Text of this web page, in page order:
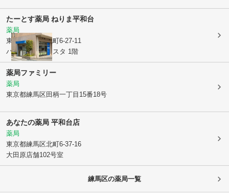
たーとす薬局 ねりま平和台
薬局
東京都練馬区北町6-27-11
パーチェフォレスタ 1階
薬局ファミリー
薬局
東京都練馬区田柄一丁目15番18号
あなたの薬局 平和台店
薬局
東京都練馬区北町6-37-16
大田原店舗102号室
練馬区の薬局一覧